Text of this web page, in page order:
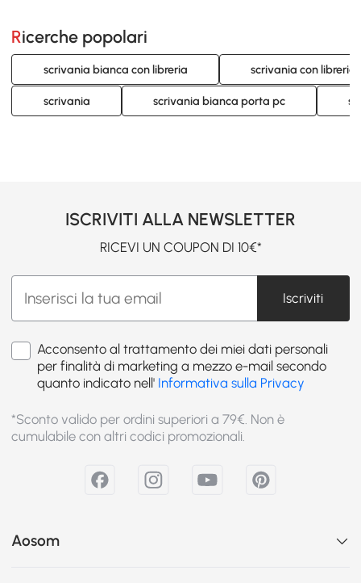
Ricerche popolari
scrivania bianca con libreria scrivania con libreria
scrivania scrivania bianca porta pc
ISCRIVITI ALLA NEWSLETTER
RICEVI UN COUPON DI 10€*
Iscriviti
Acconsento al trattamento dei miei dati personali
per finalità di marketing a mezzo e-mail secondo
quanto indicato nell' Informativa sulla Privacy
*Sconto valido per ordini superiori a 79€. Non è
cumulabile con altri codici promozionali.
Aosom